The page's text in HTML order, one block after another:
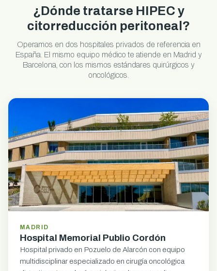
¿Dónde tratarse HIPEC y
citorreducción peritoneal?
Operamos en dos hospitales privados de referencia en
España. El mismo equipo médico te atiende en Madrid y
Barcelona, con los mismos estándares quirúrgicos y
oncológicos.
MADRID
Hospital Memorial Publio Cordón
Hospital privado en Pozuelo de Alarcón con equipo
multidisciplinar especializado en cirugía oncológica